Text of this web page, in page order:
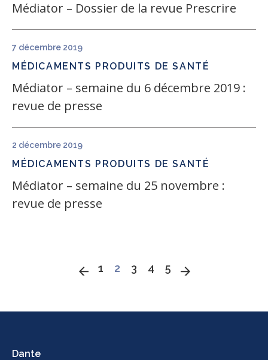
Médiator – Dossier de la revue Prescrire
7 décembre 2019
MÉDICAMENTS PRODUITS DE SANTÉ
Médiator – semaine du 6 décembre 2019 :
revue de presse
2 décembre 2019
MÉDICAMENTS PRODUITS DE SANTÉ
Médiator – semaine du 25 novembre :
revue de presse
« 1 2 3 4 5 »
Dante